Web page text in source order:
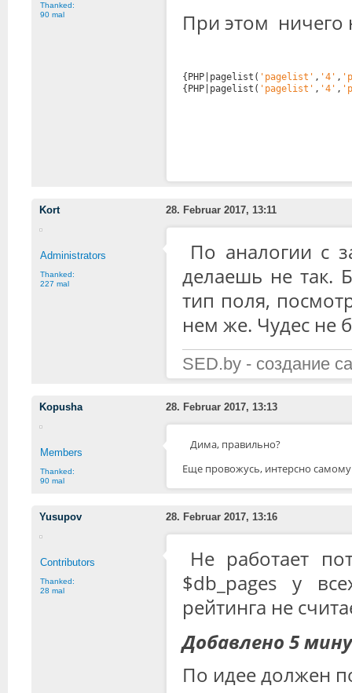
Thanked:
90 mal
При этом ничего
{PHP|pagelist( 'pagelist' , '4' ,
{PHP|pagelist( 'pagelist' , '4' ,
Kort 28. Februar 2017, 13:11
Administrators
Thanked:
227 mal
По аналогии с
делаешь не так.
тип поля,
нем же. Чудес не
SED.by - создание
Kopusha 28. Februar 2017, 13:13
Members
Thanked:
90 mal
Дима, правильно?
Еще провожусь, интерсно
Yusupov 28. Februar 2017, 13:16
Contributors
Thanked:
28 mal
Не работает
$db_pages у
рейтинга не
Добавлено 5
По идее должен